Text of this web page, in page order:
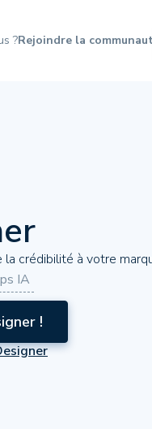
?Rejoindre la
la crédibilité à votre
IA
!